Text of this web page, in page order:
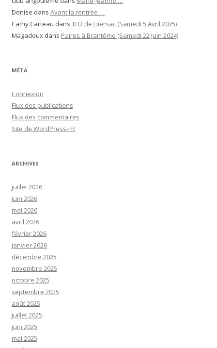
Denise dans Avant la rentrée …
Cathy Carteau dans TH2 de Hiersac (Samedi 5 Avril 2025)
Magadoux dans Paires à Brantôme (Samedi 22 Juin 2024)
MÉTA
Connexion
Flux des publications
Flux des commentaires
Site de WordPress-FR
ARCHIVES
juillet 2026
juin 2026
mai 2026
avril 2026
février 2026
janvier 2026
décembre 2025
novembre 2025
octobre 2025
septembre 2025
août 2025
juillet 2025
juin 2025
mai 2025